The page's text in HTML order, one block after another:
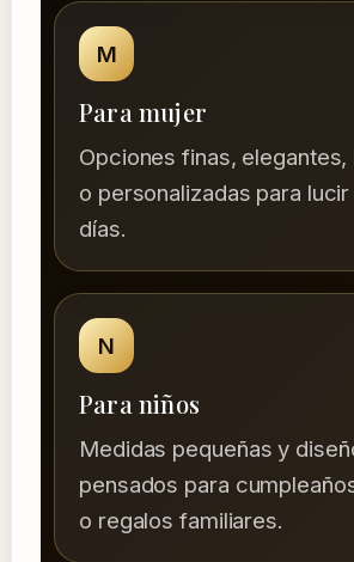
M
Para mujer
Opciones finas, elegantes,
o personalizadas para
días.
N
Para niños
Medidas pequeñas y
pensados para
o regalos familiares.